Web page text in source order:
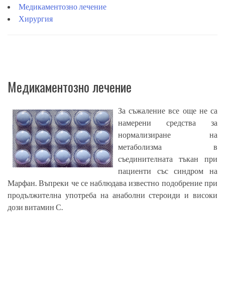
Медикаментозно лечение
Хирургия
Медикаментозно лечение
За съжаление все още не са
намерени средства за
нормализиране на
метаболизма в
съединителната тъкан при
пациенти със синдром на
Марфан. Въпреки че се наблюдава известно подобрение при
продължителна употреба на анаболни стероиди и високи
дози витамин С.